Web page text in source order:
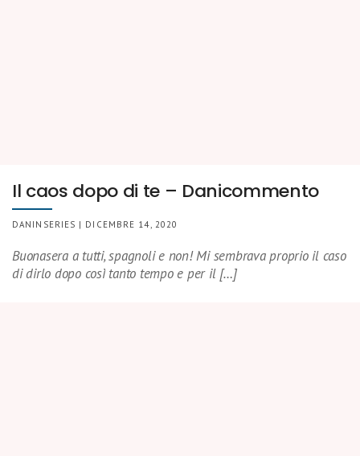
Il caos dopo di te – Danicommento
DANINSERIES | DICEMBRE 14, 2020
Buonasera a tutti, spagnoli e non! Mi sembrava proprio il caso
di dirlo dopo così tanto tempo e per il […]